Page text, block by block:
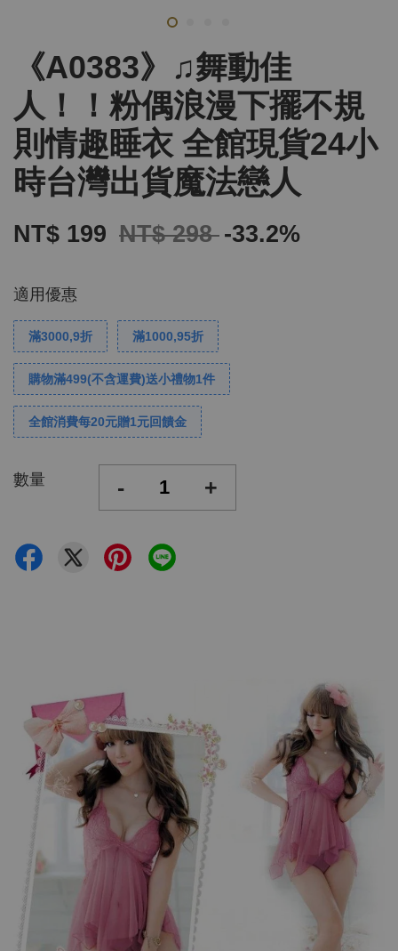
《A0383》♫舞動佳
人！！粉偶浪漫下擺不規
則情趣睡衣 全館現貨24小
時台灣出貨魔法戀人
NT$ 199 NT$ 298 -33.2%
適用優惠
滿3000,9折 滿1000,95折
購物滿499(不含運費)送小禮物1件
全館消費每20元贈1元回饋金
數量 - +